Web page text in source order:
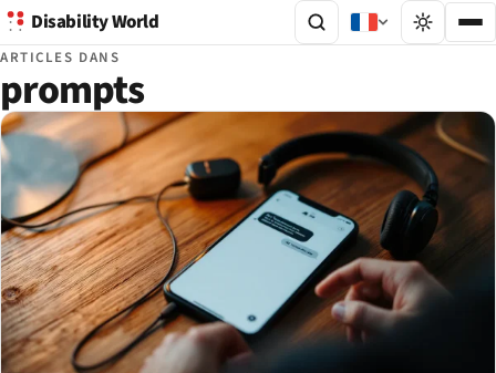
Disability World
ARTICLES DANS
prompts